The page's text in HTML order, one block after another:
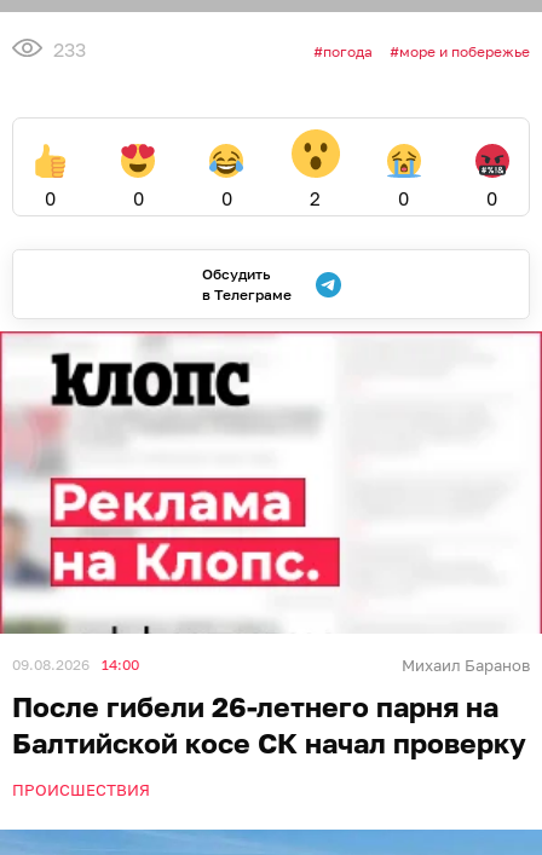
233 погода море и побережье
0 0 0 2 0 0
Обсудить
в Телеграме
09.08.2026 14:00 Михаил Баранов
После гибели 26-летнего парня на
Балтийской косе СК начал проверку
ПРОИСШЕСТВИЯ